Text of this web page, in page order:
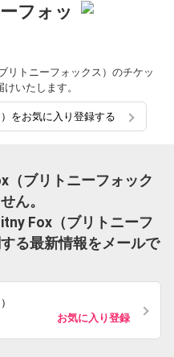
フォッ
リトニーフォックス）のチケッ
いたします。
をお気に入り登録する
（ブリトニーフォック
ん。
Fox（ブリトニーフ
る最新情報をメールで
お気に入り登録